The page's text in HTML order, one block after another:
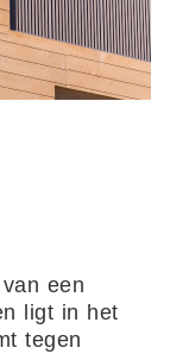
een
ligt in het
tegen